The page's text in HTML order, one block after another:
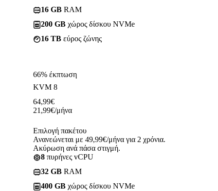
16 GB RAM
200 GB χώρος δίσκου NVMe
16 TB εύρος ζώνης
66% έκπτωση
KVM 8
64,99€
21,99€/μήνα
Επιλογή πακέτου
Ανανεώνεται με 49,99€/μήνα για 2 χρόνια.
Ακύρωση ανά πάσα στιγμή.
8 πυρήνες vCPU
32 GB RAM
400 GB χώρος δίσκου NVMe